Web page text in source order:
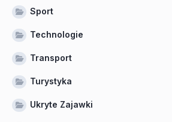
Sport
Technologie
Transport
Turystyka
Ukryte Zajawki